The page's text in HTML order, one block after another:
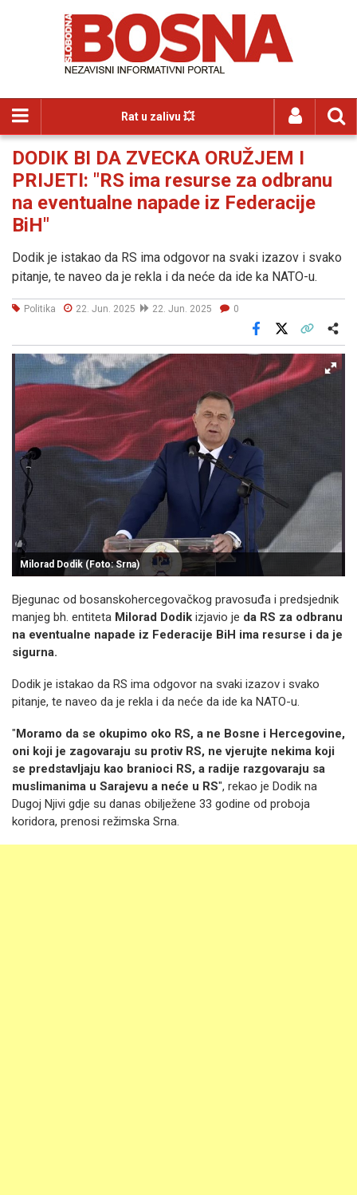
Rat u zalivu 💥
DODIK BI DA ZVECKA ORUŽJEM I
PRIJETI: "RS ima resurse za odbranu
na eventualne napade iz Federacije
BiH"
Dodik je istakao da RS ima odgovor na svaki izazov i svako
pitanje, te naveo da je rekla i da neće da ide ka NATO-u.
Politika 22. Jun. 2025 22. Jun. 2025 0
Facebook
Milorad Dodik (Foto: Srna)
Bjegunac od bosanskohercegovačkog pravosuđa i predsjednik
manjeg bh. entiteta Milorad Dodik izjavio je da RS za odbranu
na eventualne napade iz Federacije BiH ima resurse i da je
sigurna.
Dodik je istakao da RS ima odgovor na svaki izazov i svako
pitanje, te naveo da je rekla i da neće da ide ka NATO-u.
"Moramo da se okupimo oko RS, a ne Bosne i Hercegovine,
oni koji je zagovaraju su protiv RS, ne vjerujte nekima koji
se predstavljaju kao branioci RS, a radije razgovaraju sa
muslimanima u Sarajevu a neće u RS", rekao je Dodik na
Dugoj Njivi gdje su danas obilježene 33 godine od proboja
koridora, prenosi režimska Srna.